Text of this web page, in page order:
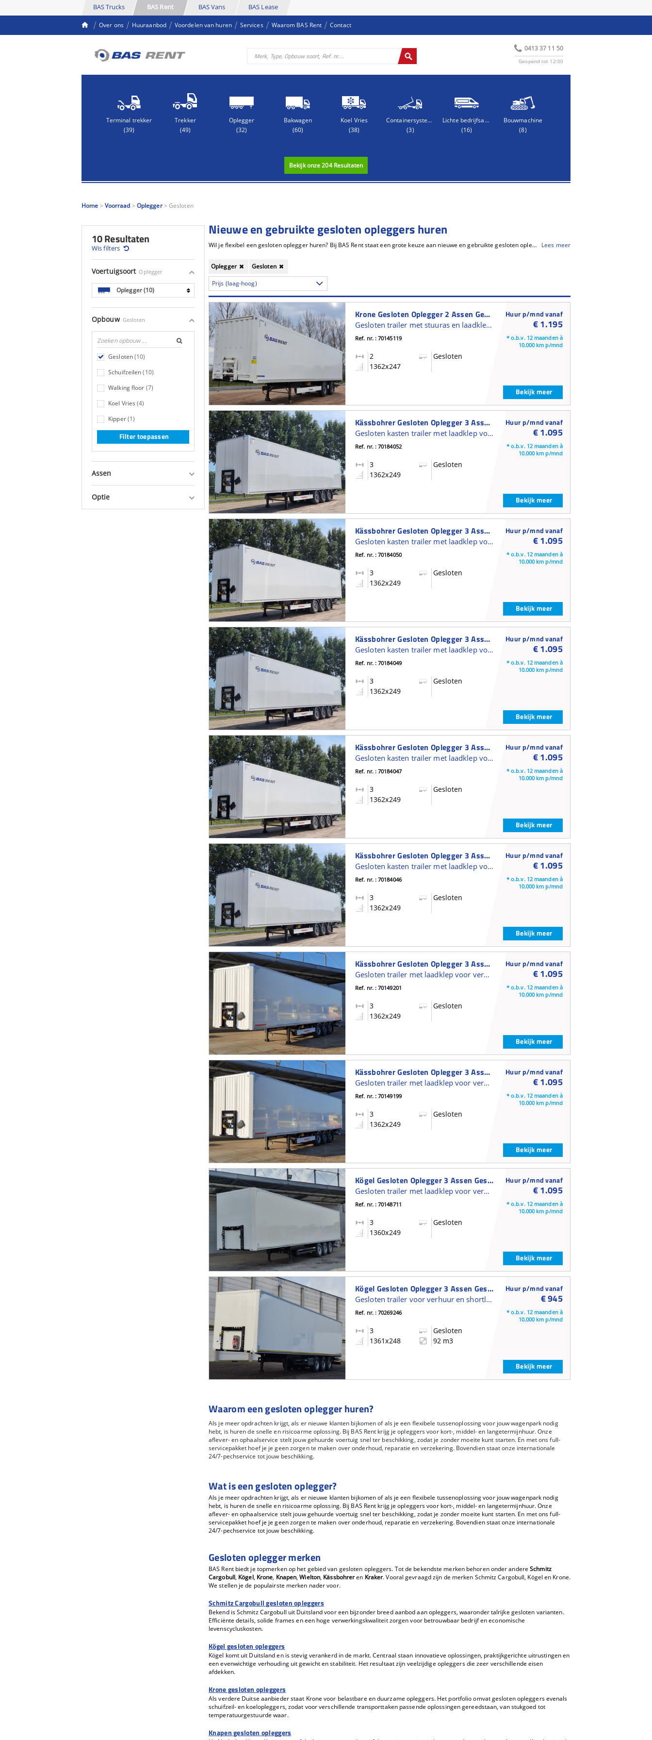
BAS Trucks BAS Rent BAS Vans BAS Lease
Over ons Huuraanbod Voordelen van huren Services Waarom BAS Rent Contact
0413 37 11 50
Geopend tot 12:00
Terminal trekker
(39)
Trekker
(49)
Oplegger
(32)
Bakwagen
(60)
Koel Vries
(38)
Containersysteem
(3)
Lichte bedrijfsauto
(16)
Bouwmachine
(8)
Bekijk onze204 Resultaten
Home > Voorraad > Oplegger> Gesloten
10 Resultaten
Wis filters
Voertuigsoort Oplegger
Oplegger (10)
Opbouw Gesloten
Gesloten(10)
Schuifzeilen (10)
Walking floor (7)
Koel Vries (4)
Kipper(1)
Filter toepassen
Assen
Optie
Nieuwe en gebruikte gesloten opleggers huren
Wil je flexibel een gesloten oplegger huren? Bij BAS Rent staat een grote keuze aan nieuwe en gebruikte gesloten opleggers tot jouw beschikking. Een gesloten oplegger is een gesloten oplegger met vaste wanden en dak. Tot de bekendste gesloten opleggermerken behoren onder andere Schmitz Cargobull, Kögel, Krone, Knapen, Wielton, Kässbohrer en Kraker. Vind je online niet wat je zoekt? Neem contact met ons op, we vinden de passende oplossing voor je. Lees meer
Oplegger Gesloten
Prijs (laag-hoog)
Krone Gesloten Oplegger 2 Assen Gesloten Oplegger
Gesloten trailer met stuuras en laadklep voor verhuur en shortlease
Ref. nr. : 70145119
2
Gesloten
1362x247
Huur p/mnd vanaf
€ 1.195
* o.b.v. 12 maanden à
10.000 km p/mnd
Bekijk meer
Kässbohrer Gesloten Oplegger 3 Assen Gesloten Oplegger
Gesloten kasten trailer met laadklep voor verhuur en short lease
Ref. nr. : 70184052
3
Gesloten
1362x249
Huur p/mnd vanaf
€ 1.095
* o.b.v. 12 maanden à
10.000 km p/mnd
Bekijk meer
Kässbohrer Gesloten Oplegger 3 Assen Gesloten Oplegger
Gesloten kasten trailer met laadklep voor verhuur en short lease
Ref. nr. : 70184050
3
Gesloten
1362x249
Huur p/mnd vanaf
€ 1.095
* o.b.v. 12 maanden à
10.000 km p/mnd
Bekijk meer
Kässbohrer Gesloten Oplegger 3 Assen Gesloten Oplegger
Gesloten kasten trailer met laadklep voor verhuur en short lease
Ref. nr. : 70184049
3
Gesloten
1362x249
Huur p/mnd vanaf
€ 1.095
* o.b.v. 12 maanden à
10.000 km p/mnd
Bekijk meer
Kässbohrer Gesloten Oplegger 3 Assen Gesloten Oplegger
Gesloten kasten trailer met laadklep voor verhuur en short lease
Ref. nr. : 70184047
3
Gesloten
1362x249
Huur p/mnd vanaf
€ 1.095
* o.b.v. 12 maanden à
10.000 km p/mnd
Bekijk meer
Kässbohrer Gesloten Oplegger 3 Assen Gesloten Oplegger
Gesloten kasten trailer met laadklep voor verhuur en short lease
Ref. nr. : 70184046
3
Gesloten
1362x249
Huur p/mnd vanaf
€ 1.095
* o.b.v. 12 maanden à
10.000 km p/mnd
Bekijk meer
Kässbohrer Gesloten Oplegger 3 Assen Gesloten Oplegger
Gesloten trailer met laadklep voor verhuur en shortlease
Ref. nr. : 70149201
3
Gesloten
1362x249
Huur p/mnd vanaf
€ 1.095
* o.b.v. 12 maanden à
10.000 km p/mnd
Bekijk meer
Kässbohrer Gesloten Oplegger 3 Assen Gesloten Oplegger
Gesloten trailer met laadklep voor verhuur en shortlease
Ref. nr. : 70149199
3
Gesloten
1362x249
Huur p/mnd vanaf
€ 1.095
* o.b.v. 12 maanden à
10.000 km p/mnd
Bekijk meer
Kögel Gesloten Oplegger 3 Assen Gesloten Oplegger
Gesloten trailer met laadklep voor verhuur en shortlease
Ref. nr. : 70148711
3
Gesloten
1360x249
Huur p/mnd vanaf
€ 1.095
* o.b.v. 12 maanden à
10.000 km p/mnd
Bekijk meer
Kögel Gesloten Oplegger 3 Assen Gesloten Oplegger
Gesloten trailer voor verhuur en shortlease
Ref. nr. : 70269246
3
Gesloten
1361x248
92 m3
Huur p/mnd vanaf
€ 945
* o.b.v. 12 maanden à
10.000 km p/mnd
Bekijk meer
Waarom een gesloten oplegger huren?
Als je meer opdrachten krijgt, als er nieuwe klanten bijkomen of als je een flexibele tussenoplossing voor jouw wagenpark nodig
hebt, is huren de snelle en risicoarme oplossing. Bij BAS Rent krijg je opleggers voor kort-, middel- en langetermijnhuur. Onze
aflever- en ophaalservice stelt jouw gehuurde voertuig snel ter beschikking, zodat je zonder moeite kunt starten. En met ons full-
servicepakket hoef je je geen zorgen te maken over onderhoud, reparatie en verzekering. Bovendien staat onze internationale
24/7-pechservice tot jouw beschikking.
Wat is een gesloten oplegger?
Als je meer opdrachten krijgt, als er nieuwe klanten bijkomen of als je een flexibele tussenoplossing voor jouw wagenpark nodig
hebt, is huren de snelle en risicoarme oplossing. Bij BAS Rent krijg je opleggers voor kort-, middel- en langetermijnhuur. Onze
aflever- en ophaalservice stelt jouw gehuurde voertuig snel ter beschikking, zodat je zonder moeite kunt starten. En met ons full-
servicepakket hoef je je geen zorgen te maken over onderhoud, reparatie en verzekering. Bovendien staat onze internationale
24/7-pechservice tot jouw beschikking.
Gesloten oplegger merken
BAS Rent biedt je topmerken op het gebied van gesloten opleggers. Tot de bekendste merken behoren onder andereSchmitz
Cargobull, Kögel, Krone, Knapen,Wielton, Kässbohreren Kraker. Vooral gevraagd zijn de merken Schmitz Cargobull, Kögel en Krone.
We stellen je de populairste merken nader voor.
Schmitz Cargobull gesloten opleggers
Bekend is Schmitz Cargobull uit Duitsland voor een bijzonder breed aanbod aan opleggers, waaronder talrijke gesloten varianten.
Efficiënte details, solide frames en een hoge verwerkingskwaliteit zorgen voor betrouwbaar bedrijf en economische
levenscycluskosten.
Kögel gesloten opleggers
Kögel komt uit Duitsland en is stevig verankerd in de markt. Centraal staan innovatieve oplossingen, praktijkgerichte uitrustingen en
een evenwichtige verhouding uit gewicht en stabiliteit. Het resultaat zijn veelzijdige opleggers die zeer verschillende eisen
afdekken.
Krone gesloten opleggers
Als verdere Duitse aanbieder staat Krone voor belastbare en duurzame opleggers. Het portfolio omvat gesloten opleggers evenals
schuifzeil- en koelopleggers, zodat voor verschillende transporttaken passende oplossingen gereedstaan, van stukgoed tot
temperatuurgestuurde waar.
Knapen gesloten opleggers